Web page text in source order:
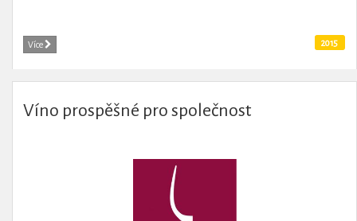
Více 2015
Víno prospěšné pro společnost